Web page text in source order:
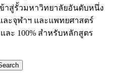
ข้าสู่รั้วมหาวิทยาลัยอันดับหนึ่ง
ละจุฬาฯ และแพทยศาสตร์
ละ 100% สำหรับหลักสูตร